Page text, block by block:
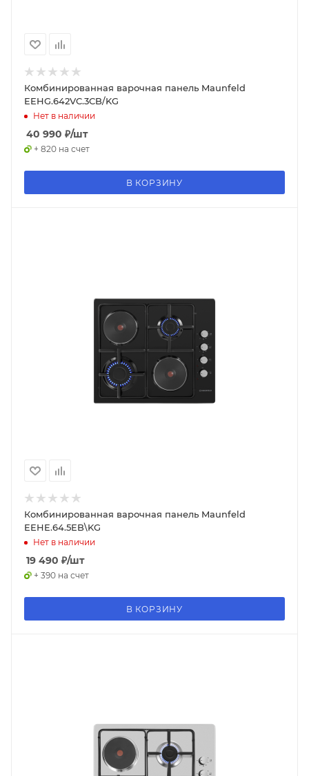
Комбинированная варочная панель Maunfeld
EEHG.642VC.3CB/KG
Нет в наличии
40 990 ₽/шт
+ 820 на счет
В КОРЗИНУ
Комбинированная варочная панель Maunfeld
EEHE.64.5EB\KG
Нет в наличии
19 490 ₽/шт
+ 390 на счет
В КОРЗИНУ